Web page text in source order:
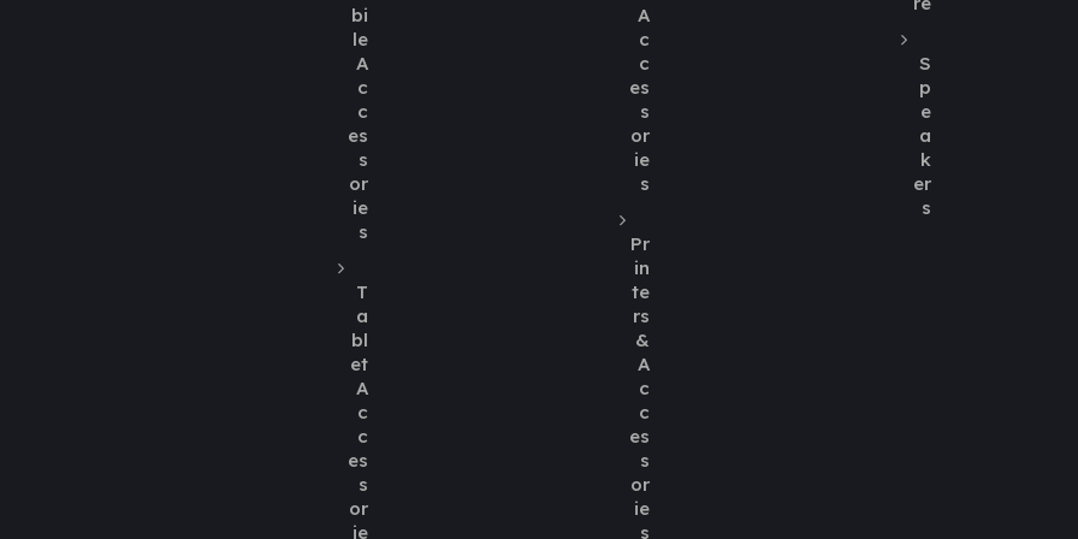
bi
le
A
c
c
es
s
or
ie
s
T
a
bl
et
A
c
c
es
s
or
ie
A
c
c
es
s
or
ie
s
Pr
in
te
rs
&
A
c
c
es
s
or
ie
s
S
p
e
a
k
er
s